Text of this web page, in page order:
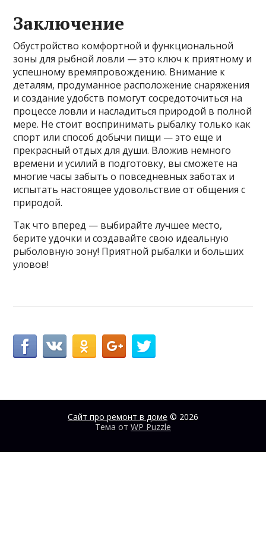
Заключение
Обустройство комфортной и функциональной
зоны для рыбной ловли — это ключ к приятному и
успешному времяпровождению. Внимание к
деталям, продуманное расположение снаряжения
и создание удобств помогут сосредоточиться на
процессе ловли и насладиться природой в полной
мере. Не стоит воспринимать рыбалку только как
спорт или способ добычи пищи — это еще и
прекрасный отдых для души. Вложив немного
времени и усилий в подготовку, вы сможете на
многие часы забыть о повседневных заботах и
испытать настоящее удовольствие от общения с
природой.
Так что вперед — выбирайте лучшее место,
берите удочки и создавайте свою идеальную
рыболовную зону! Приятной рыбалки и больших
уловов!
Сайт про ремонт в доме © 2026
Тема от WP Puzzle